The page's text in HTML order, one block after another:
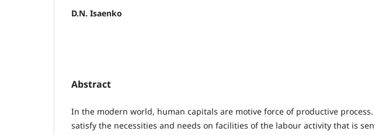
D.N. Isaenko
Abstract
In the modern world, human capitals are motive force of productive
satisfy the necessities and needs on facilities of the labour activity that is